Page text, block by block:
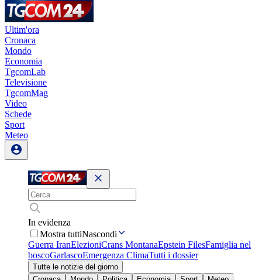
Ultim'ora
Cronaca
Mondo
Economia
TgcomLab
Televisione
TgcomMag
Video
Schede
Sport
Meteo
In evidenza
Mostra tuttiNascondi
Guerra IranElezioniCrans MontanaEpstein FilesFamiglia nel
boscoGarlascoEmergenza ClimaTutti i dossier
Tutte le notizie del giorno